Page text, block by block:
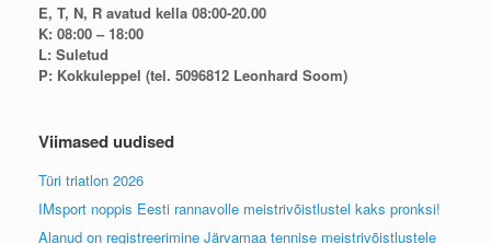
E, T, N, R avatud kella 08:00-20.00
K: 08:00 – 18:00
L: Suletud
P: Kokkuleppel (tel. 5096812 Leonhard Soom)
Viimased uudised
Türi triatlon 2026
IMsport noppis Eesti rannavolle meistrivõistlustel kaks pronksi!
Alanud on registreerimine Järvamaa tennise meistrivõistlustele